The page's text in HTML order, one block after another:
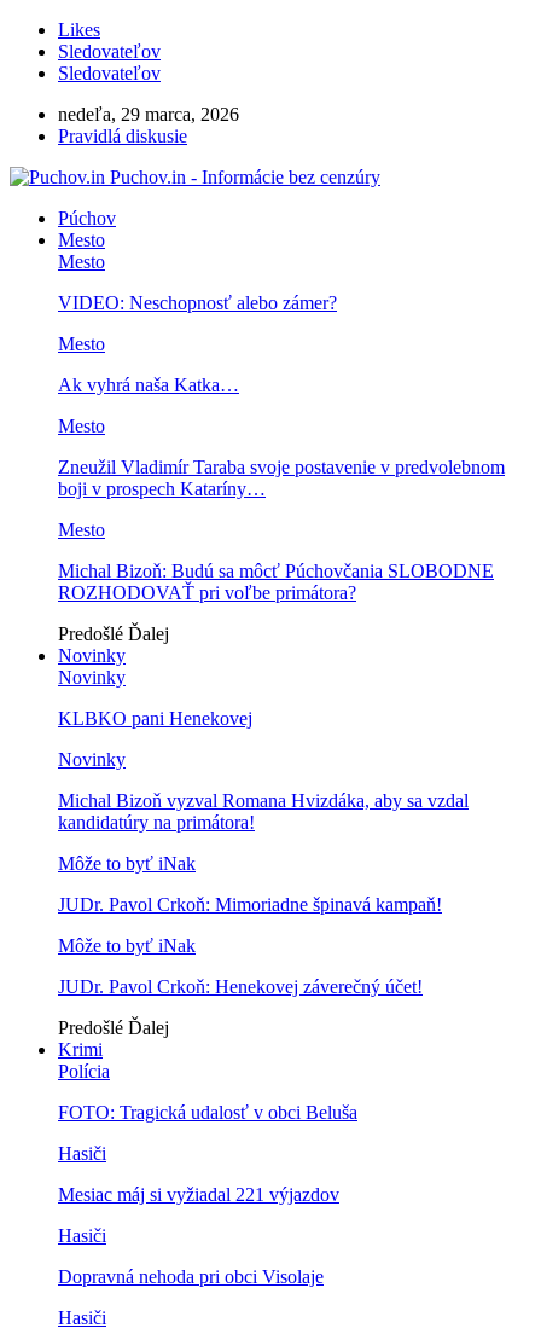
Likes
Sledovateľov
Sledovateľov
nedeľa, 29 marca, 2026
Pravidlá diskusie
Puchov.in - Informácie bez cenzúry
Púchov
Mesto
Mesto
VIDEO: Neschopnosť alebo zámer?
Mesto
Ak vyhrá naša Katka…
Mesto
Zneužil Vladimír Taraba svoje postavenie v predvolebnom
boji v prospech Kataríny…
Mesto
Michal Bizoň: Budú sa môcť Púchovčania SLOBODNE
ROZHODOVAŤ pri voľbe primátora?
Predošlé Ďalej
Novinky
Novinky
KLBKO pani Henekovej
Novinky
Michal Bizoň vyzval Romana Hvizdáka, aby sa vzdal
kandidatúry na primátora!
Môže to byť iNak
JUDr. Pavol Crkoň: Mimoriadne špinavá kampaň!
Môže to byť iNak
JUDr. Pavol Crkoň: Henekovej záverečný účet!
Predošlé Ďalej
Krimi
Polícia
FOTO: Tragická udalosť v obci Beluša
Hasiči
Mesiac máj si vyžiadal 221 výjazdov
Hasiči
Dopravná nehoda pri obci Visolaje
Hasiči